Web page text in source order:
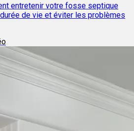
entretenir votre fosse septique
de vie et éviter les problèmes